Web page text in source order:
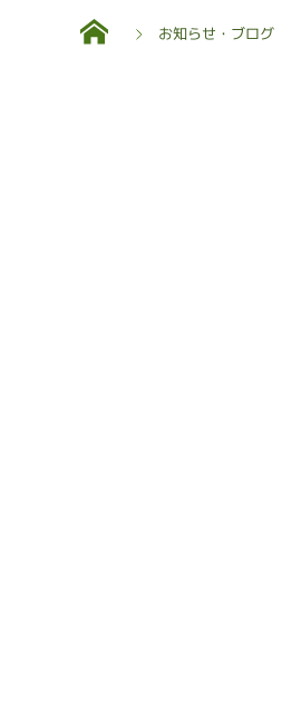
お知らせ・ブログ